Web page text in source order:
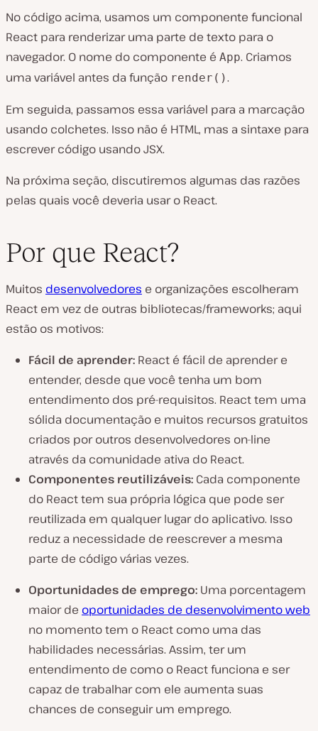
No código acima, usamos um componente funcional
React para renderizar uma parte de texto para o
navegador. O nome do componente é App. Criamos
uma variável antes da função render().
Em seguida, passamos essa variável para a marcação
usando colchetes. Isso não é HTML, mas a sintaxe para
escrever código usando JSX.
Na próxima seção, discutiremos algumas das razões
pelas quais você deveria usar o React.
Por que React?
Muitos desenvolvedores e organizações escolheram
React em vez de outras bibliotecas/frameworks; aqui
estão os motivos:
Fácil de aprender: React é fácil de aprender e
entender, desde que você tenha um bom
entendimento dos pré-requisitos. React tem uma
sólida documentação e muitos recursos gratuitos
criados por outros desenvolvedores on-line
através da comunidade ativa do React.
Componentes reutilizáveis: Cada componente
do React tem sua própria lógica que pode ser
reutilizada em qualquer lugar do aplicativo. Isso
reduz a necessidade de reescrever a mesma
parte de código várias vezes.
Oportunidades de emprego: Uma porcentagem
maior de oportunidades de desenvolvimento web
no momento tem o React como uma das
habilidades necessárias. Assim, ter um
entendimento de como o React funciona e ser
capaz de trabalhar com ele aumenta suas
chances de conseguir um emprego.